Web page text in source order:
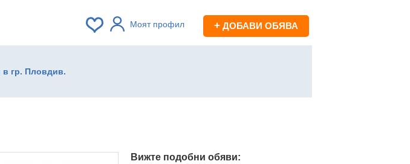
Моят профил + ДОБАВИ ОБЯВА
в гр. Пловдив.
Вижте подобни обяви: